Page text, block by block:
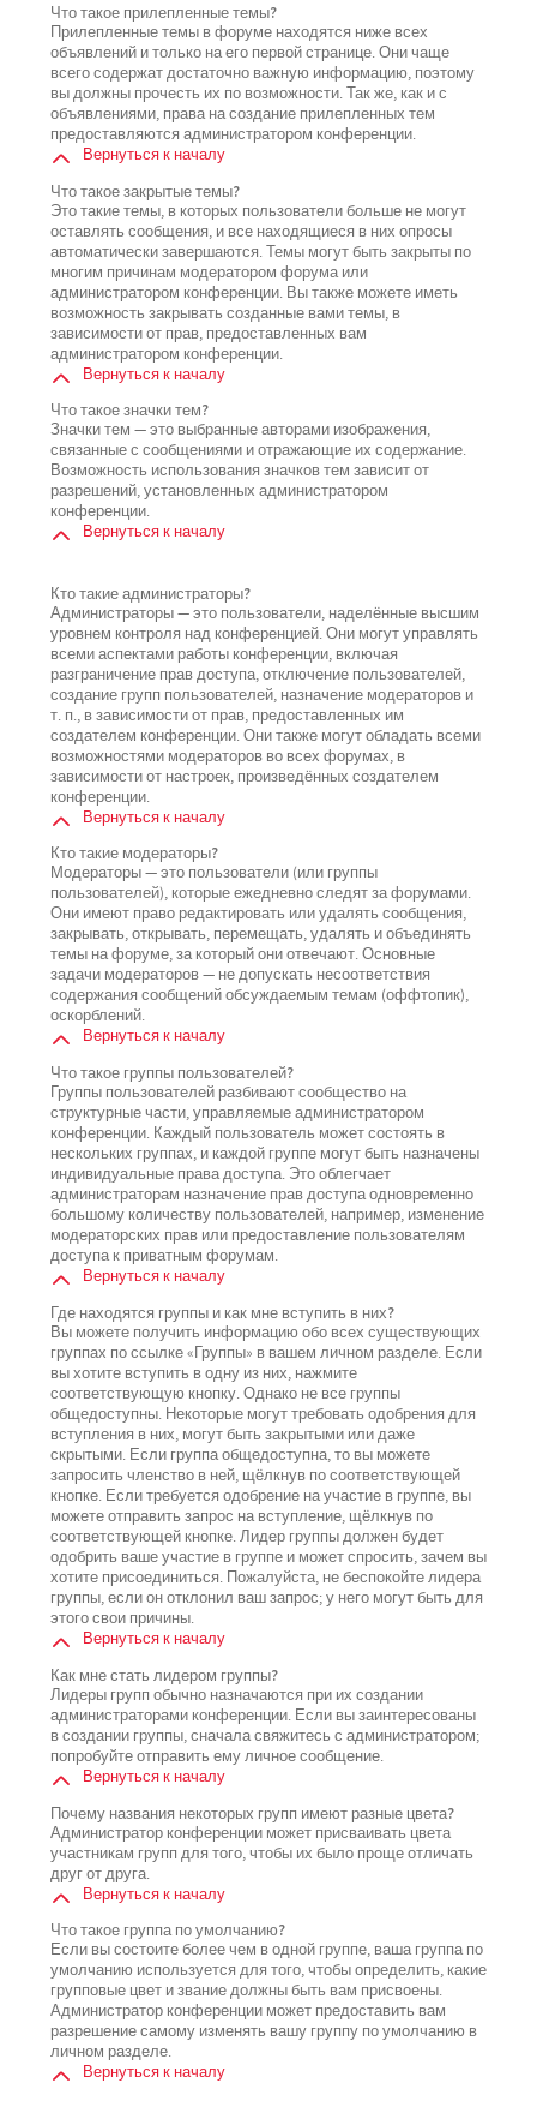
Что такое прилепленные темы?
Прилепленные темы в форуме находятся ниже всех
объявлений и только на его первой странице. Они чаще
всего содержат достаточно важную информацию, поэтому
вы должны прочесть их по возможности. Так же, как и с
объявлениями, права на создание прилепленных тем
предоставляются администратором конференции.
Вернуться к началу
Что такое закрытые темы?
Это такие темы, в которых пользователи больше не могут
оставлять сообщения, и все находящиеся в них опросы
автоматически завершаются. Темы могут быть закрыты по
многим причинам модератором форума или
администратором конференции. Вы также можете иметь
возможность закрывать созданные вами темы, в
зависимости от прав, предоставленных вам
администратором конференции.
Вернуться к началу
Что такое значки тем?
Значки тем — это выбранные авторами изображения,
связанные с сообщениями и отражающие их содержание.
Возможность использования значков тем зависит от
разрешений, установленных администратором
конференции.
Вернуться к началу
Кто такие администраторы?
Администраторы — это пользователи, наделённые высшим
уровнем контроля над конференцией. Они могут управлять
всеми аспектами работы конференции, включая
разграничение прав доступа, отключение пользователей,
создание групп пользователей, назначение модераторов и
т. п., в зависимости от прав, предоставленных им
создателем конференции. Они также могут обладать всеми
возможностями модераторов во всех форумах, в
зависимости от настроек, произведённых создателем
конференции.
Вернуться к началу
Кто такие модераторы?
Модераторы — это пользователи (или группы
пользователей), которые ежедневно следят за форумами.
Они имеют право редактировать или удалять сообщения,
закрывать, открывать, перемещать, удалять и объединять
темы на форуме, за который они отвечают. Основные
задачи модераторов — не допускать несоответствия
содержания сообщений обсуждаемым темам (оффтопик),
оскорблений.
Вернуться к началу
Что такое группы пользователей?
Группы пользователей разбивают сообщество на
структурные части, управляемые администратором
конференции. Каждый пользователь может состоять в
нескольких группах, и каждой группе могут быть назначены
индивидуальные права доступа. Это облегчает
администраторам назначение прав доступа одновременно
большому количеству пользователей, например, изменение
модераторских прав или предоставление пользователям
доступа к приватным форумам.
Вернуться к началу
Где находятся группы и как мне вступить в них?
Вы можете получить информацию обо всех существующих
группах по ссылке «Группы» в вашем личном разделе. Если
вы хотите вступить в одну из них, нажмите
соответствующую кнопку. Однако не все группы
общедоступны. Некоторые могут требовать одобрения для
вступления в них, могут быть закрытыми или даже
скрытыми. Если группа общедоступна, то вы можете
запросить членство в ней, щёлкнув по соответствующей
кнопке. Если требуется одобрение на участие в группе, вы
можете отправить запрос на вступление, щёлкнув по
соответствующей кнопке. Лидер группы должен будет
одобрить ваше участие в группе и может спросить, зачем вы
хотите присоединиться. Пожалуйста, не беспокойте лидера
группы, если он отклонил ваш запрос; у него могут быть для
этого свои причины.
Вернуться к началу
Как мне стать лидером группы?
Лидеры групп обычно назначаются при их создании
администраторами конференции. Если вы заинтересованы
в создании группы, сначала свяжитесь с администратором;
попробуйте отправить ему личное сообщение.
Вернуться к началу
Почему названия некоторых групп имеют разные цвета?
Администратор конференции может присваивать цвета
участникам групп для того, чтобы их было проще отличать
друг от друга.
Вернуться к началу
Что такое группа по умолчанию?
Если вы состоите более чем в одной группе, ваша группа по
умолчанию используется для того, чтобы определить, какие
групповые цвет и звание должны быть вам присвоены.
Администратор конференции может предоставить вам
разрешение самому изменять вашу группу по умолчанию в
личном разделе.
Вернуться к началу